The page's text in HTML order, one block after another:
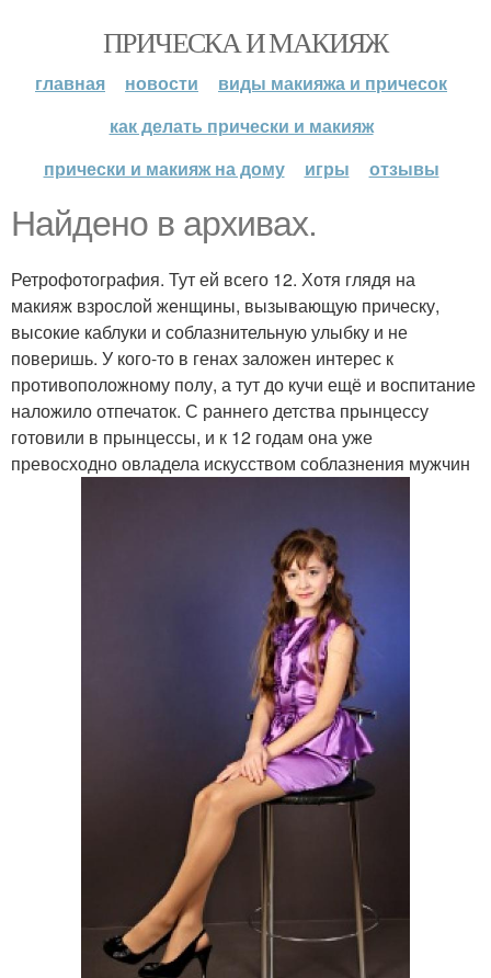
ПРИЧЕСКА И МАКИЯЖ
главная новости
виды макияжа и причесок
как делать прически и макияж
прически и макияж на дому
игры отзывы
Найдено в архивах.
Ретрофотография. Тут ей всего 12. Хотя глядя на
макияж взрослой женщины, вызывающую прическу,
высокие каблуки и соблазнительную улыбку и не
поверишь. У кого-то в генах заложен интерес к
противоположному полу, а тут до кучи ещё и воспитание
наложило отпечаток. С раннего детства прынцессу
готовили в прынцессы, и к 12 годам она уже
превосходно овладела искусством соблазнения мужчин